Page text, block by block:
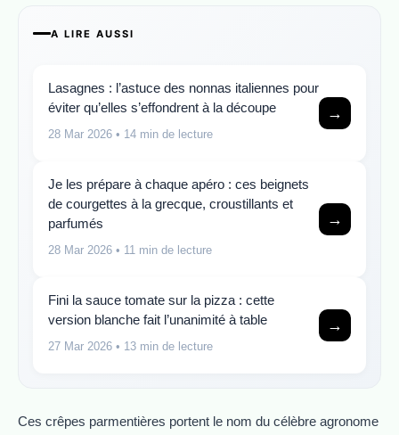
A LIRE AUSSI
Lasagnes : l’astuce des nonnas italiennes pour
éviter qu’elles s’effondrent à la découpe
28 Mar 2026 • 14 min de lecture
→
Je les prépare à chaque apéro : ces beignets
de courgettes à la grecque, croustillants et
parfumés
28 Mar 2026 • 11 min de lecture
→
Fini la sauce tomate sur la pizza : cette
version blanche fait l’unanimité à table
27 Mar 2026 • 13 min de lecture
→
Ces crêpes parmentières portent le nom du célèbre agronome